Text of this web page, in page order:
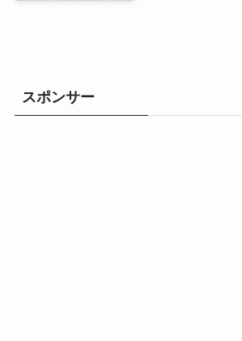
スポンサー